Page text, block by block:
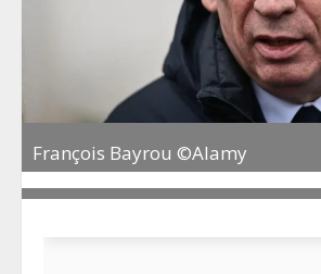
François Bayrou ©Alamy